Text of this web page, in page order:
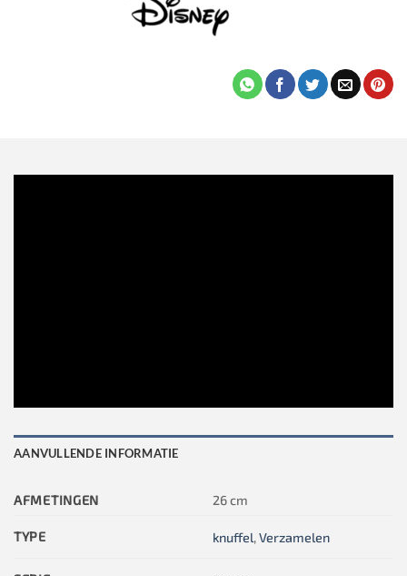
AANVULLENDE INFORMATIE
AFMETINGEN 26 cm
TYPE knuffel,Verzamelen